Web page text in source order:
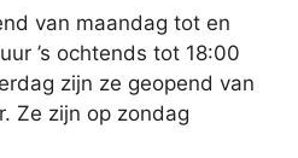
van maandag tot en
’s ochtends tot 18:00
zijn ze geopend van
Ze zijn op zondag